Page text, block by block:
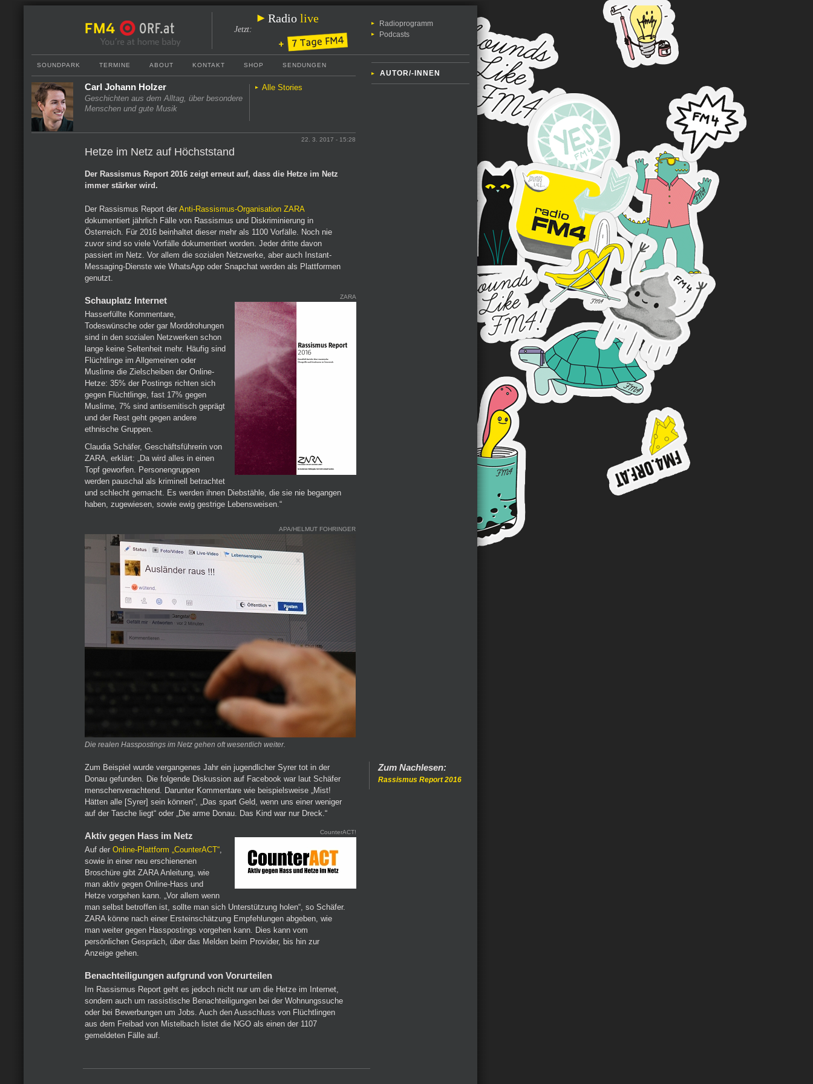
Radio live
Jetzt:
Radioprogramm
Podcasts
AUTOR/-INNEN
SOUNDPARK TERMINE ABOUT KONTAKT SHOP SENDUNGEN
Carl Johann Holzer
Geschichten aus dem Alltag, über besondere
Menschen und gute Musik
Alle Stories
22. 3. 2017 - 15:28
Hetze im Netz auf Höchststand
Der Rassismus Report 2016 zeigt erneut auf, dass die Hetze im Netz
immer stärker wird.
Der Rassismus Report der Anti-Rassismus-Organisation ZARA
dokumentiert jährlich Fälle von Rassismus und Diskriminierung in
Österreich. Für 2016 beinhaltet dieser mehr als 1100 Vorfälle. Noch nie
zuvor sind so viele Vorfälle dokumentiert worden. Jeder dritte davon
passiert im Netz. Vor allem die sozialen Netzwerke, aber auch Instant-
Messaging-Dienste wie WhatsApp oder Snapchat werden als Plattformen
genutzt.
ZARA
Schauplatz Internet
Hasserfüllte Kommentare,
Todeswünsche oder gar Morddrohungen
sind in den sozialen Netzwerken schon
lange keine Seltenheit mehr. Häufig sind
Flüchtlinge im Allgemeinen oder
Muslime die Zielscheiben der Online-
Hetze: 35% der Postings richten sich
gegen Flüchtlinge, fast 17% gegen
Muslime, 7% sind antisemitisch geprägt
und der Rest geht gegen andere
ethnische Gruppen.
Claudia Schäfer, Geschäftsführerin von
ZARA, erklärt: „Da wird alles in einen
Topf geworfen. Personengruppen
werden pauschal als kriminell betrachtet
und schlecht gemacht. Es werden ihnen Diebstähle, die sie nie begangen
haben, zugewiesen, sowie ewig gestrige Lebensweisen.“
APA/HELMUT FOHRINGER
Die realen Hasspostings im Netz gehen oft wesentlich weiter.
Zum Nachlesen:
Rassismus Report 2016
Zum Beispiel wurde vergangenes Jahr ein jugendlicher Syrer tot in der
Donau gefunden. Die folgende Diskussion auf Facebook war laut Schäfer
menschenverachtend. Darunter Kommentare wie beispielsweise „Mist!
Hätten alle [Syrer] sein können“, „Das spart Geld, wenn uns einer weniger
auf der Tasche liegt“ oder „Die arme Donau. Das Kind war nur Dreck.“
CounterACT!
Aktiv gegen Hass im Netz
Auf der Online-Plattform „CounterACT“,
sowie in einer neu erschienenen
Broschüre gibt ZARA Anleitung, wie
man aktiv gegen Online-Hass und
Hetze vorgehen kann. „Vor allem wenn
man selbst betroffen ist, sollte man sich Unterstützung holen“, so Schäfer.
ZARA könne nach einer Ersteinschätzung Empfehlungen abgeben, wie
man weiter gegen Hasspostings vorgehen kann. Dies kann vom
persönlichen Gespräch, über das Melden beim Provider, bis hin zur
Anzeige gehen.
Benachteiligungen aufgrund von Vorurteilen
Im Rassismus Report geht es jedoch nicht nur um die Hetze im Internet,
sondern auch um rassistische Benachteiligungen bei der Wohnungssuche
oder bei Bewerbungen um Jobs. Auch den Ausschluss von Flüchtlingen
aus dem Freibad von Mistelbach listet die NGO als einen der 1107
gemeldeten Fälle auf.